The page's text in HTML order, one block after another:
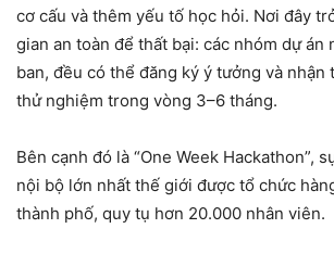
cơ cấu và thêm yếu tố học hỏi. Nơi đây
gian an toàn để thất bại: các nhóm dự án
ban, đều có thể đăng ký ý tưởng và nhận
thử nghiệm trong vòng 3–6 tháng.
Bên cạnh đó là “One Week Hackathon”,
nội bộ lớn nhất thế giới được tổ chức
thành phố, quy tụ hơn 20.000 nhân viên.